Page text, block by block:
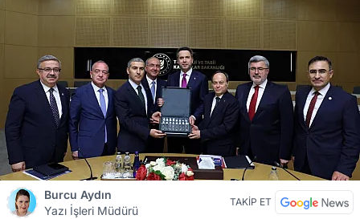
Burcu Aydın
Yazı İşleri Müdürü
TAKİP ET